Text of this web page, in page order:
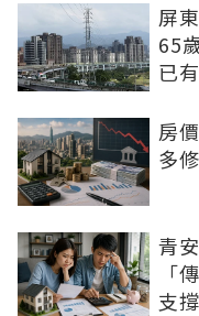
屏
65
已
房
多
青
「
支